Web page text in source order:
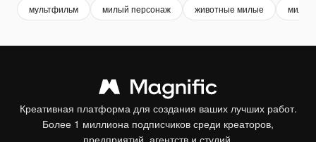
мультфильм милый персонаж животные милые мило
Креативная платформа для создания ваших лучших работ.
Более 1 миллиона подписчиков среди креаторов,
предприятий, агентств и студий.